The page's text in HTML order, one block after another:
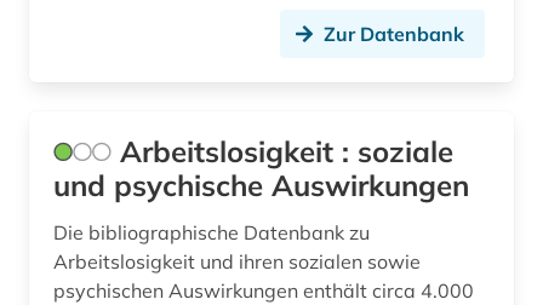
Zur Datenbank
Arbeitslosigkeit : soziale
und psychische Auswirkungen
Die bibliographische Datenbank zu
Arbeitslosigkeit und ihren sozialen sowie
psychischen Auswirkungen enthält circa 4.000